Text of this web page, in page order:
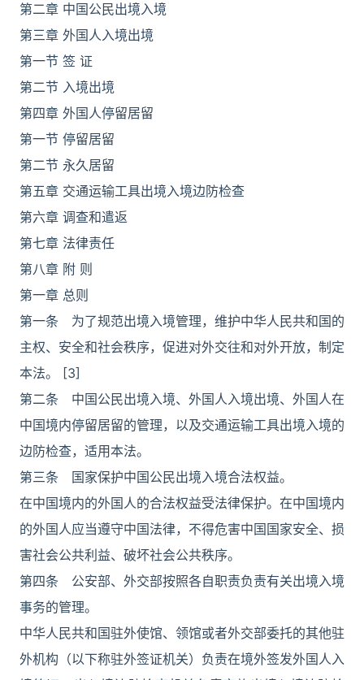
第二章 中国公民出境入境
第三章 外国人入境出境
第一节 签 证
第二节 入境出境
第四章 外国人停留居留
第一节 停留居留
第二节 永久居留
第五章 交通运输工具出境入境边防检查
第六章 调查和遣返
第七章 法律责任
第八章 附 则
第一章 总则
第一条 为了规范出境入境管理，维护中华人民共和国的
主权、安全和社会秩序，促进对外交往和对外开放，制定
本法。 [3]
第二条 中国公民出境入境、外国人入境出境、外国人在
中国境内停留居留的管理，以及交通运输工具出境入境的
边防检查，适用本法。
第三条 国家保护中国公民出境入境合法权益。
在中国境内的外国人的合法权益受法律保护。在中国境内
的外国人应当遵守中国法律，不得危害中国国家安全、损
害社会公共利益、破坏社会公共秩序。
第四条 公安部、外交部按照各自职责负责有关出境入境
事务的管理。
中华人民共和国驻外使馆、领馆或者外交部委托的其他驻
外机构（以下称驻外签证机关）负责在境外签发外国人入